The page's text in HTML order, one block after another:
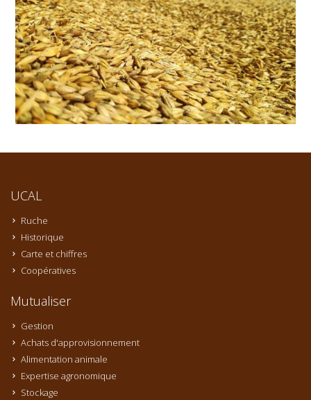
UCAL
Ruche
Historique
Carte et chiffres
Coopératives
Mutualiser
Gestion
Achats d'approvisionnement
Alimentation animale
Expertise agronomique
Stockage